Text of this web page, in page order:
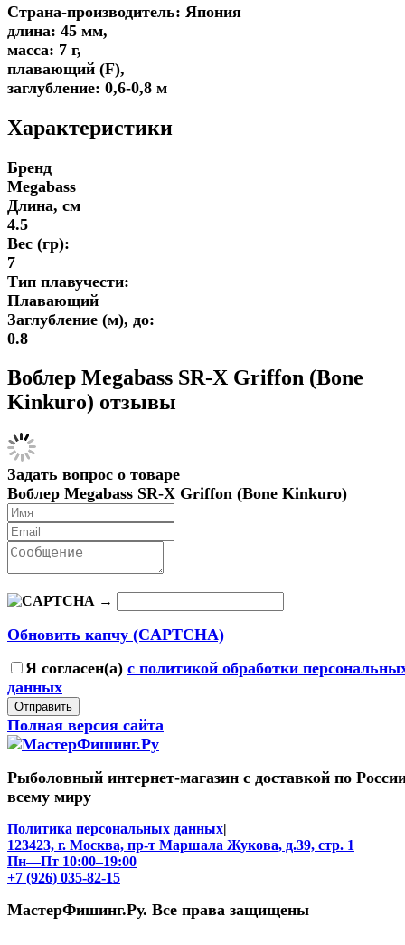
Страна-производитель: Япония
длина: 45 мм,
масса: 7 г,
плавающий (F),
заглубление: 0,6-0,8 м
Характеристики
Бренд
Megabass
Длина, см
4.5
Вес (гр):
7
Тип плавучести:
Плавающий
Заглубление (м), до:
0.8
Воблер Megabass SR-X Griffon (Bone
Kinkuro) отзывы
Задать вопрос о товаре
Воблер Megabass SR-X Griffon (Bone Kinkuro)
→
Обновить капчу (CAPTCHA)
Я согласен(a) с политикой обработки
данных
Отправить
Полная версия сайта
Рыболовный интернет-магазин с доставкой по
всему миру
Политика персональных данных|
123423, г. Москва, пр-т Маршала Жукова, д.39, стр. 1
Пн—Пт 10:00–19:00
+7 (926) 035-82-15
МастерФишинг.Ру. Все права защищены